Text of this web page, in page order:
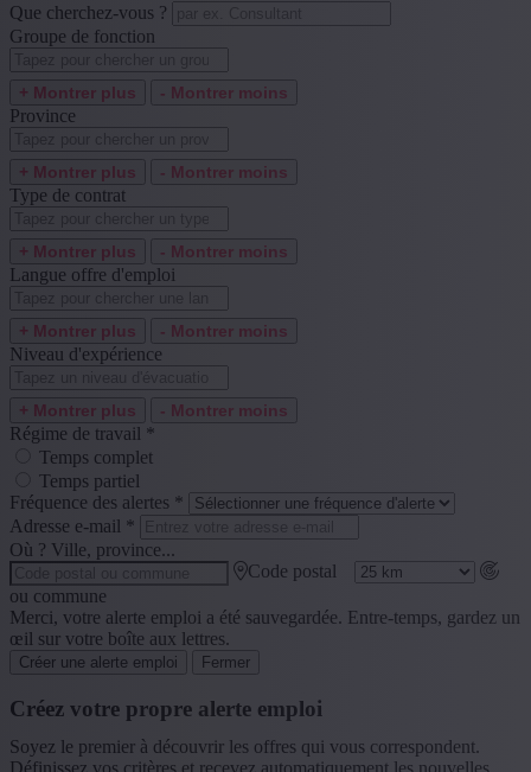
Niveau d'expérience
Que cherchez-vous ?
Groupe de fonction
+ Montrer plus - Montrer moins
Province
+ Montrer plus - Montrer moins
Type de contrat
+ Montrer plus - Montrer moins
Langue offre d'emploi
+ Montrer plus - Montrer moins
Niveau d'expérience
+ Montrer plus - Montrer moins
Régime de travail *
Temps complet
Temps partiel
Fréquence des alertes *
Adresse e-mail *
Où ? Ville, province...
Code postal
ou commune
Merci, votre alerte emploi a été sauvegardée. Entre-temps, gardez un
œil sur votre boîte aux lettres.
Créer une alerte emploi Fermer
Créez votre propre alerte emploi
Soyez le premier à découvrir les offres qui vous correspondent.